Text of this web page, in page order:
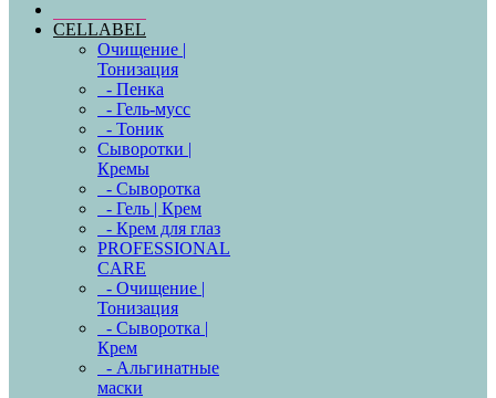
CELLABEL
Очищение |
Тонизация
- Пенка
- Гель-мусс
- Тоник
Сыворотки |
Кремы
- Сыворотка
- Гель | Крем
- Крем для глаз
PROFESSIONAL
CARE
- Очищение |
Тонизация
- Сыворотка |
Крем
- Альгинатные
маски